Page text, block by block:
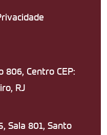
806, Centro CEP:
RJ
Sala 801, Santo